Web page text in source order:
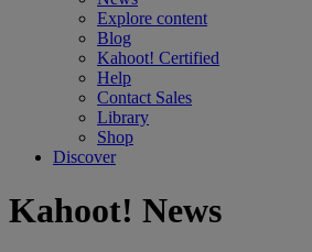
Explore content
Blog
Kahoot! Certified
Help
Contact Sales
Library
Shop
Discover
Kahoot! News